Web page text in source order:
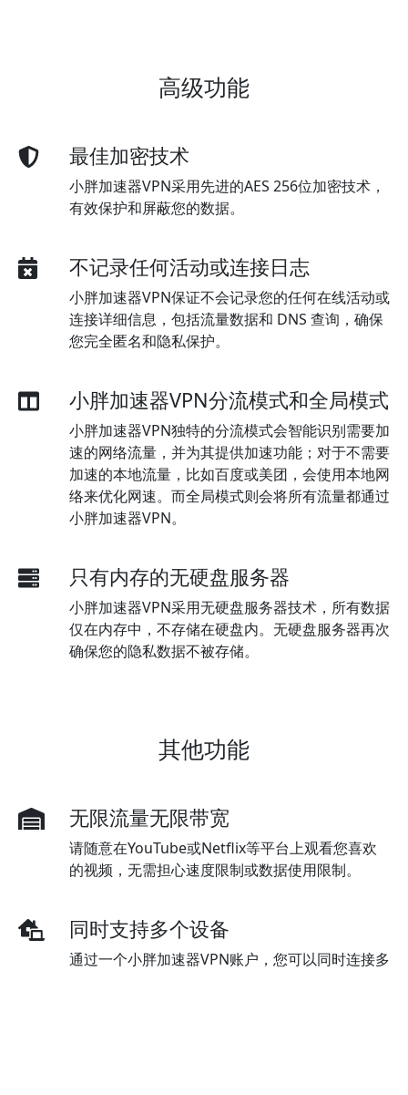
高级功能
最佳加密技术
小胖加速器VPN采用先进的AES 256位加密技术，
有效保护和屏蔽您的数据。
不记录任何活动或连接日志
小胖加速器VPN保证不会记录您的任何在线活动或
连接详细信息，包括流量数据和 DNS 查询，确保
您完全匿名和隐私保护。
小胖加速器VPN分流模式和全局模式
小胖加速器VPN独特的分流模式会智能识别需要加
速的网络流量，并为其提供加速功能；对于不需要
加速的本地流量，比如百度或美团，会使用本地网
络来优化网速。而全局模式则会将所有流量都通过
小胖加速器VPN。
只有内存的无硬盘服务器
小胖加速器VPN采用无硬盘服务器技术，所有数据
仅在内存中，不存储在硬盘内。无硬盘服务器再次
确保您的隐私数据不被存储。
其他功能
无限流量无限带宽
请随意在YouTube或Netflix等平台上观看您喜欢
的视频，无需担心速度限制或数据使用限制。
同时支持多个设备
通过一个小胖加速器VPN账户，您可以同时连接多